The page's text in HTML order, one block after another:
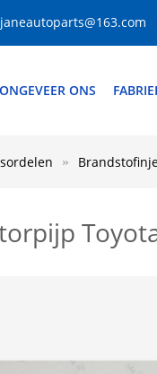
janeautoparts@163.com
ONGEVEER ONS